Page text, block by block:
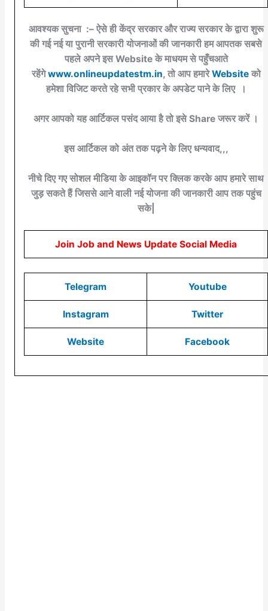
आवश्यक सुचना :– ऐसे ही केंद्र सरकार और राज्य सरकार के द्वारा शुरू
की गई नई या पुरानी सरकारी योजनाओं की जानकारी हम आपतक सबसे
पहले अपने इस Website के माधयम से पहुँचआते
रहेंगेwww.onlineupdatestm.in, तो आप हमारेWebsiteको
हमेशा विजिट करते रहे सभी प्रकार के अपडेट पाने के लिए ।
अगर आपको यह आर्टिकल पसंद आया है तो इसे Share जरूर करें ।
इस आर्टिकल को अंत तक पढ़ने के लिए धन्यवाद,,,
नीचे दिए गए सोशल मीडिया के आइकॉन पर क्लिक करके आप हमारे साथ
जुड़ सकते हैं जिससे आने वाली नई योजना की जानकारी आप तक पहुंच
सके|
Join Job and News Update Social Media
Telegram Youtube
Instagram Twitter
Website Facebook